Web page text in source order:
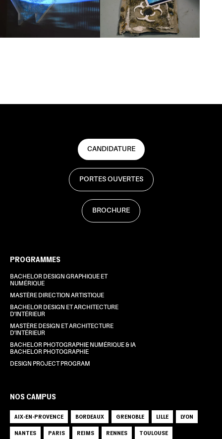
CANDIDATURE
PORTES OUVERTES
BROCHURE
PROGRAMMES
BACHELOR DESIGN GRAPHIQUE ET
NUMÉRIQUE
MASTÈRE DIRECTION ARTISTIQUE
BACHELOR DESIGN ET ARCHITECTURE
D'INTÉRIEUR
MASTÈRE DESIGN ET ARCHITECTURE
D'INTÉRIEUR
BACHELOR PHOTOGRAPHIE NUMÉRIQUE & IA
BACHELOR PHOTOGRAPHIE
DESIGN PROJECT PROGRAM
NOS CAMPUS
AIX-EN-PROVENCE BORDEAUX GRENOBLE LILLE
LYON
NANTES
PARIS REIMS RENNES TOULOUSE